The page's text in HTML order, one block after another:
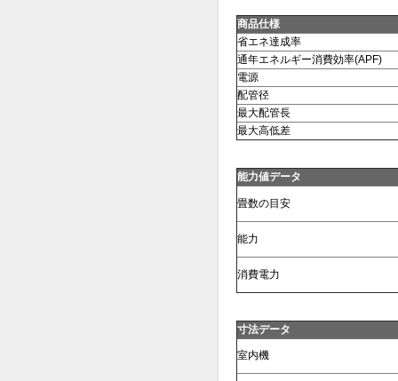
商品仕様
省エネ達成率
通年エネルギー消費効率(APF)
電源
配管径
最大配管長
最大高低差
能力値データ
畳数の目安
能力
消費電力
寸法データ
室内機